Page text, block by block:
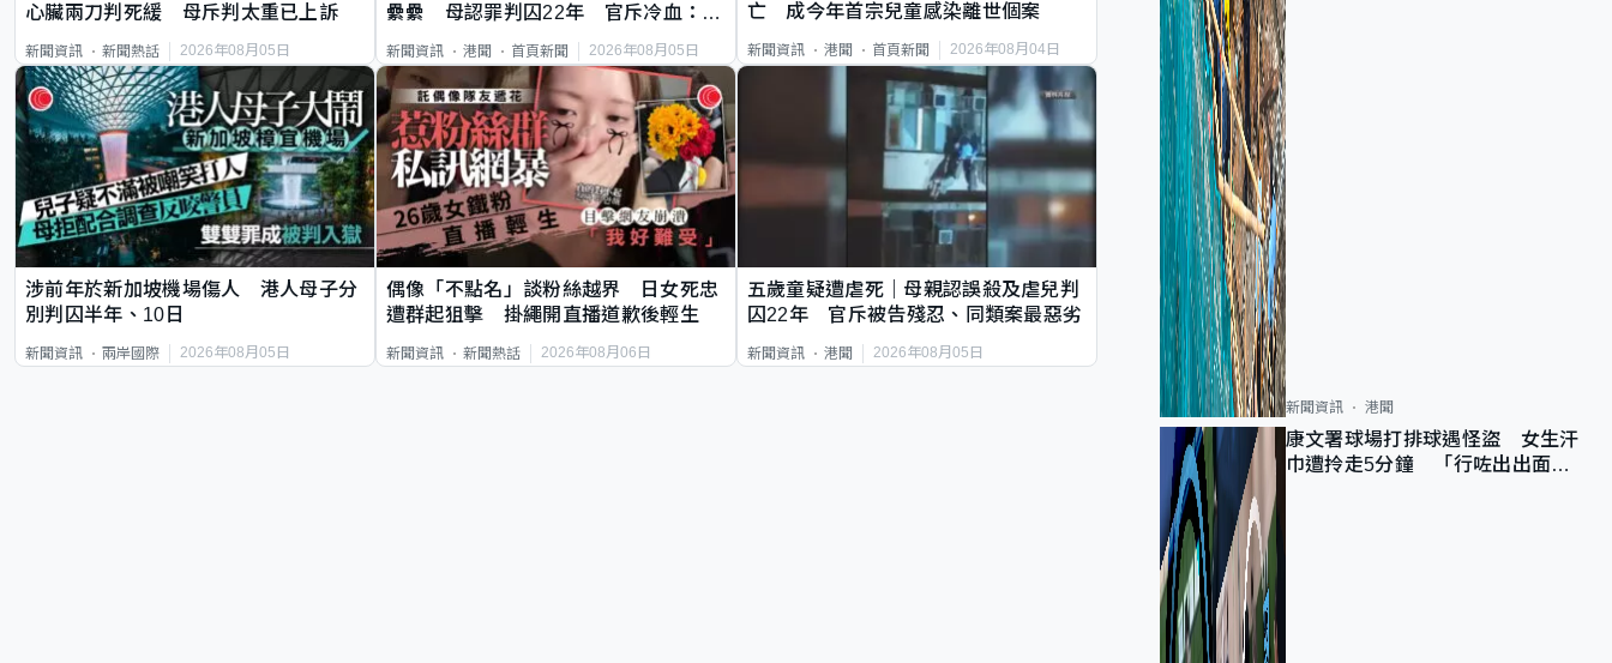
心臟兩刀判死緩 母斥判太重已上訴
新聞資訊 新聞熱話 2026年08月05日
纍纍 母認罪判囚22年 官斥冷血：同
新聞資訊 港聞 首頁新聞 2026年08月05日
亡 成今年首宗兒童感染離世個案
新聞資訊 港聞 首頁新聞 2026年08月04日
涉前年於新加坡機場傷人 港人母子分
別判囚半年、10日
新聞資訊 兩岸國際 2026年08月05日
偶像「不點名」談粉絲越界 日女死忠
遭群起狙擊 掛繩開直播道歉後輕生
新聞資訊 新聞熱話 2026年08月06日
五歲童疑遭虐死｜母親認誤殺及虐兒判
囚22年 官斥被告殘忍、同類案最惡劣
新聞資訊 港聞 2026年08月05日
新聞資訊 港聞
康文署球場打排球遇怪盜 女生汗
巾遭拎走5分鐘 「行咗出出面唔